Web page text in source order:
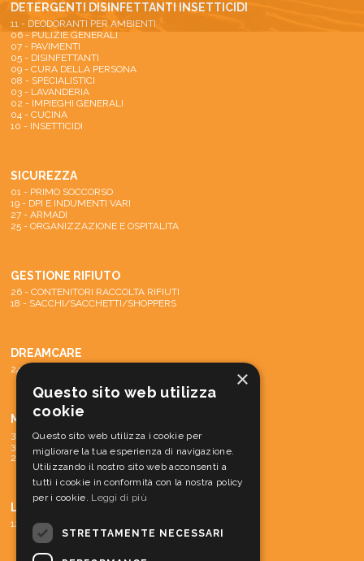
DETERGENTI DISINFETTANTI INSETTICIDI
11 - DEODORANTI PER AMBIENTI
06 - PULIZIE GENERALI
07 - PAVIMENTI
05 - DISINFETTANTI
09 - CURA DELLA PERSONA
08 - SPECIALISTICI
03 - LAVANDERIA
02 - IMPIEGHI GENERALI
04 - CUCINA
10 - INSETTICIDI
SICUREZZA
01 - PRIMO SOCCORSO
19 - DPI E INDUMENTI VARI
27 - ARMADI
25 - ORGANIZZAZIONE E OSPITALITA
GESTIONE RIFIUTO
26 - CONTENITORI RACCOLTA RIFIUTI
18 - SACCHI/SACCHETTI/SHOPPERS
DREAMCARE
24 - SISTEMA DREAMCARE
MACCHINE
31 - PARTI DI RICAMBIO E ACCESSORI
30 - MATERIALE CONS. MACCH.
29 - MACCHINE
LINEA CORTESIA
12 - LINEA CORTESIA
×
Questo sito web utilizza
cookie
Questo sito web utilizza i cookie per
migliorare la tua esperienza di navigazione.
Utilizzando il nostro sito web acconsenti a
tutti i cookie in conformità con la nostra policy
per i cookie. Leggi di più
STRETTAMENTE NECESSARI